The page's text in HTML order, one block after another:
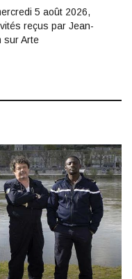
5 août 2026,
reçus par Jean-
sur Arte